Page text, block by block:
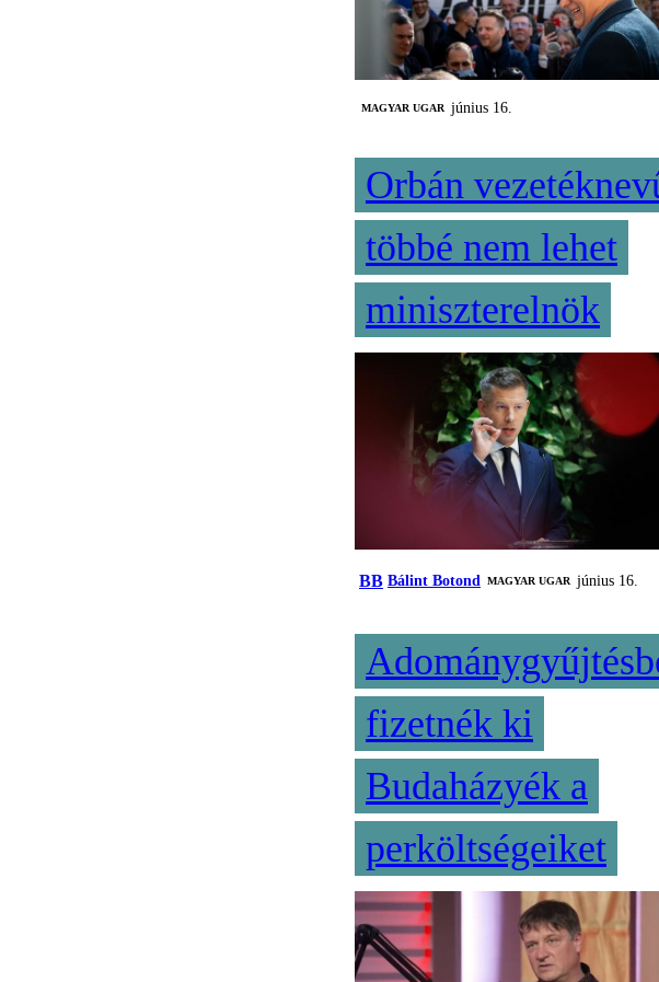
MAGYAR UGAR június 16.
Orbán
többé nem lehet
miniszterelnök
BB Bálint Botond MAGYAR UGAR június 16.
fizetnék ki
Budaházyék a
perköltségeiket